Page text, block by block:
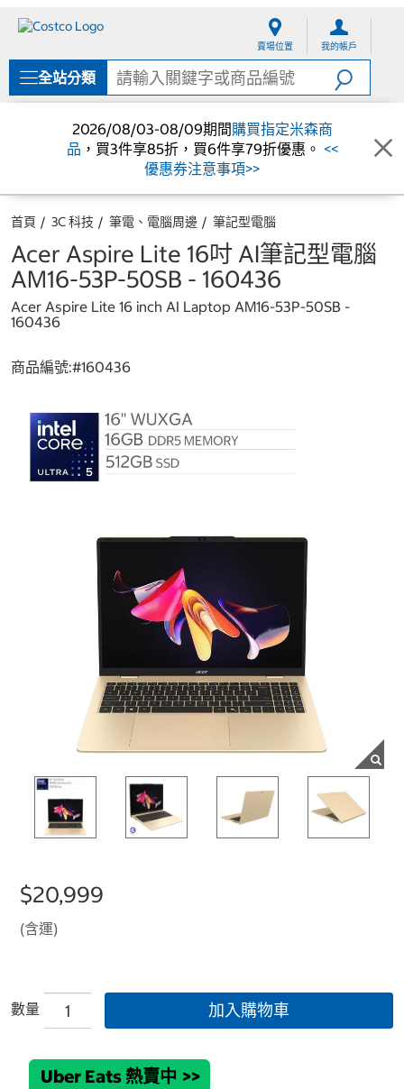
單
賣場位置 我的帳戶
全站分類
2026/08/03-08/09期間購買指定米森商
品 ，買3件享85折，買6件享79折優惠。 <<
優惠券注意事項>>
首頁 3C 科技 筆電、電腦周邊 筆記型電腦
Acer Aspire Lite 16吋 AI筆記型電腦
AM16-53P-50SB - 160436
Acer Aspire Lite 16 inch AI Laptop AM16-53P-50SB -
160436
商品編號:#160436
$20,999
(含運)
數量 加入購物車
Uber Eats 熱賣中 >>